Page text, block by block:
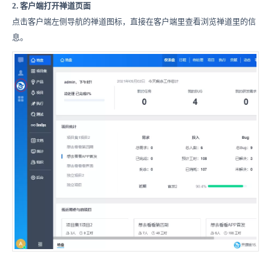
2. 客户端打开禅道页面
点击客户端左侧导航的禅道图标，直接在客户端里查看浏览禅道里的信
息。